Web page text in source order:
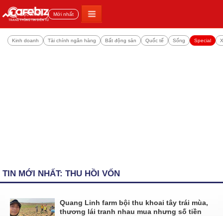
Đọc nhiều Mới nhất
Kinh doanh Tài chính ngân hàng Bất động sản Quốc tế Sống Special
TIN MỚI NHẤT: THU HỒI VỐN
Quang Linh farm bội thu khoai tây trái mùa,
thương lái tranh nhau mua nhưng số tiền